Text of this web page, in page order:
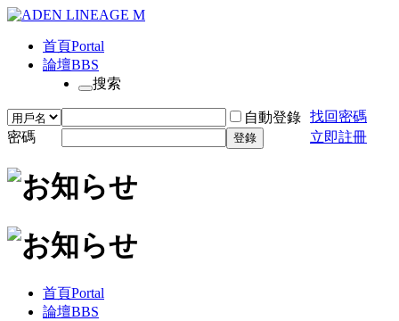
首頁Portal
論壇BBS
搜索
自動登錄 找回密碼
密碼
登錄 立即註冊
首頁Portal
論壇BBS